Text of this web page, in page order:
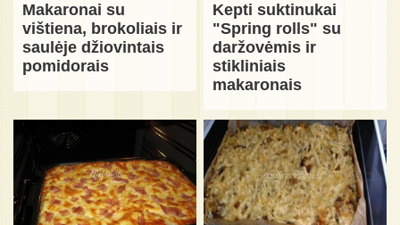
Makaronai su
vištiena, brokoliais ir
saulėje džiovintais
pomidorais
Kepti suktinukai
"Spring rolls" su
daržovėmis ir
stikliniais
makaronais